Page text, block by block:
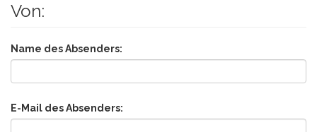
Von:
Name des Absenders:
E-Mail des Absenders: